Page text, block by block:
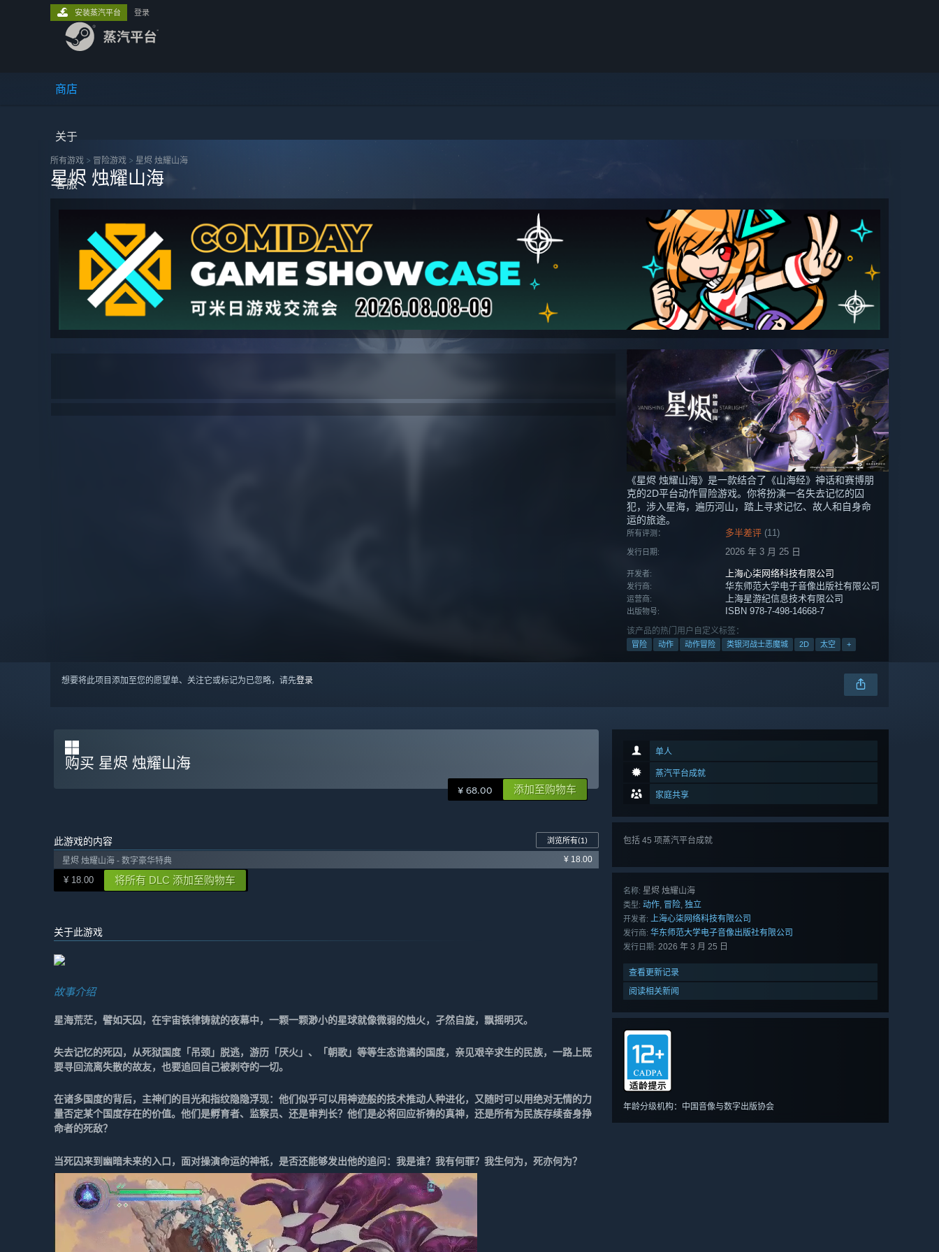
商店
关于
客服
安装蒸汽平台 登录
所有游戏 > 冒险‎游戏 > 星烬 烛耀山海
星烬 烛耀山海
《星烬 烛耀山海》是一款结合了《山海经》神话和赛博朋
克的2D平台动作冒险游戏。你将扮演一名失去记忆的囚
犯，涉入星海，遍历河山，踏上寻求记忆、故人和自身命
运的旅途。
所有评测： 多半差评 (11)
发行日期: 2026 年 3 月 25 日
开发者: 上海心柒网络科技有限公司
发行商: 华东师范大学电子音像出版社有限公司
运营商: 上海星游纪信息技术有限公司
出版物号: ISBN 978-7-498-14668-7
该产品的热门用户自定义标签：
冒险 动作 动作冒险 类银河战士恶魔城 2D 太空 +
想要将此项目添加至您的愿望单、关注它或标记为已忽略，请先登录
单人
蒸汽平台成就
家庭共享
包括 45 项蒸汽平台成就
名称: 星烬 烛耀山海
类型: 动作 冒险 独立
开发者: 上海心柒网络科技有限公司
发行商: 华东师范大学电子音像出版社有限公司
发行日期: 2026 年 3 月 25 日
查看更新记录
阅读相关新闻
年龄分级机构：中国音像与数字出版协会
购买 星烬 烛耀山海
¥ 68.00 添加至购物车
此游戏的内容 浏览所有(1)
星烬 烛耀山海 - 数字豪华特典 ¥ 18.00
¥ 18.00 将所有 DLC 添加至购物车
关于此游戏
故事介绍
星海荒茫，譬如天囚，在宇宙铁律铸就的夜幕中，一颗一颗渺小的星球就像微弱的烛火，孑然自旋，飘摇明灭。
失去记忆的死囚，从死狱国度「吊颈」脱逃，游历「厌火」、「朝歌」等等生态诡谲的国度，亲见艰辛求生的民族，一路上既
要寻回流离失散的故友，也要追回自己被剥夺的一切。
在诸多国度的背后，主神们的目光和指纹隐隐浮现：他们似乎可以用神迹般的技术推动人种进化，又随时可以用绝对无情的力
量否定某个国度存在的价值。他们是孵育者、监察员、还是审判长？他们是必将回应祈祷的真神，还是所有为民族存续奋身挣
命者的死敌？
当死囚来到幽暗未来的入口，面对操演命运的神祇，是否还能够发出他的追问：我是谁？我有何罪？我生何为，死亦何为？